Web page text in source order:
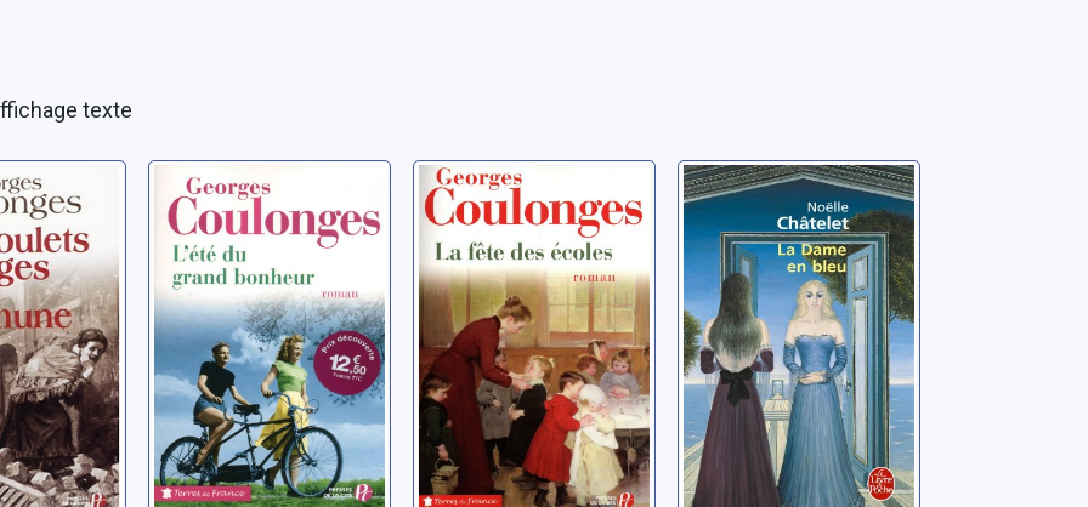
texte
la
L'été du grand
bonheur
Coulonges, Georges
La fête des
écoles
Coulonges, Georges
La dame en bleu:
roman
Châtelet, Noëlle